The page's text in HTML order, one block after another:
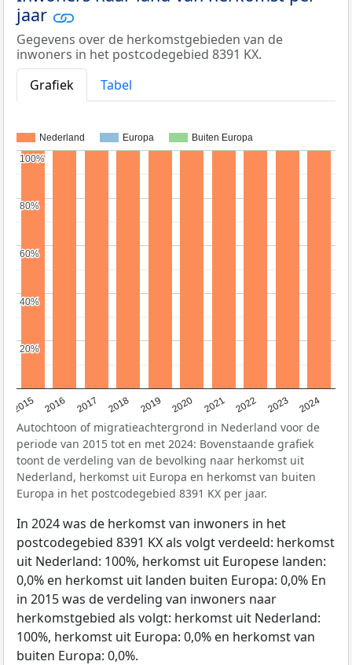
jaar
Gegevens over de herkomstgebieden van de
inwoners in het postcodegebied 8391 KX.
Grafiek
Tabel
Nederland Europa Buiten Europa
2015 2016 2017 2018 2019 2020 2021 2022 2023 2024
20%
20%
40%
40%
60%
60%
80%
80%
100%
100%
Autochtoon of migratieachtergrond in Nederland voor de
periode van 2015 tot en met 2024: Bovenstaande grafiek
toont de verdeling van de bevolking naar herkomst uit
Nederland, herkomst uit Europa en herkomst van buiten
Europa in het postcodegebied 8391 KX per jaar.
In 2024 was de herkomst van inwoners in het
postcodegebied 8391 KX als volgt verdeeld: herkomst
uit Nederland: 100%, herkomst uit Europese landen:
0,0% en herkomst uit landen buiten Europa: 0,0% En
in 2015 was de verdeling van inwoners naar
herkomstgebied als volgt: herkomst uit Nederland:
100%, herkomst uit Europa: 0,0% en herkomst van
buiten Europa: 0,0%.